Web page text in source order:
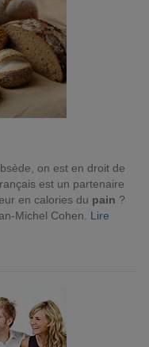
on est en droit de
est un partenaire
en calories du pain ?
Michel Cohen. Lire